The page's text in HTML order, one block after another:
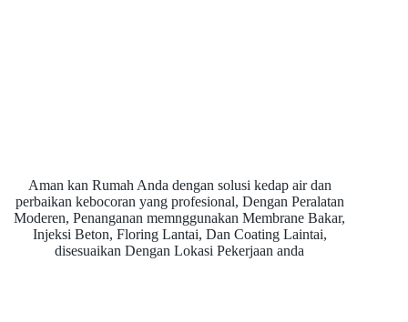
Aman kan Rumah Anda dengan solusi kedap air dan
perbaikan kebocoran yang profesional, Dengan Peralatan
Moderen, Penanganan memnggunakan Membrane Bakar,
Injeksi Beton, Floring Lantai, Dan Coating Laintai,
disesuaikan Dengan Lokasi Pekerjaan anda